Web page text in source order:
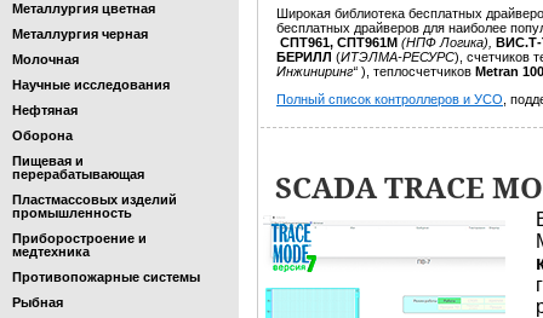
Металлургия цветная
Металлургия черная
Молочная
Научные исследования
Нефтяная
Оборона
Пищевая и
перерабатывающая
Пластмассовых изделий
промышленность
Приборостроение и
медтехника
Противопожарные системы
Рыбная
Широкая библиотека бесплатных
бесплатных драйверов для наиболее
СПТ961, СПТ961М (НПФ Логика),
БЕРИЛЛ (ИТЭЛМА-РЕСУРС), счетчиков
Инжиниринг“ ), теплосчетчиков Metran
Полный список контроллеров и УСО ,
SCADA TRACE